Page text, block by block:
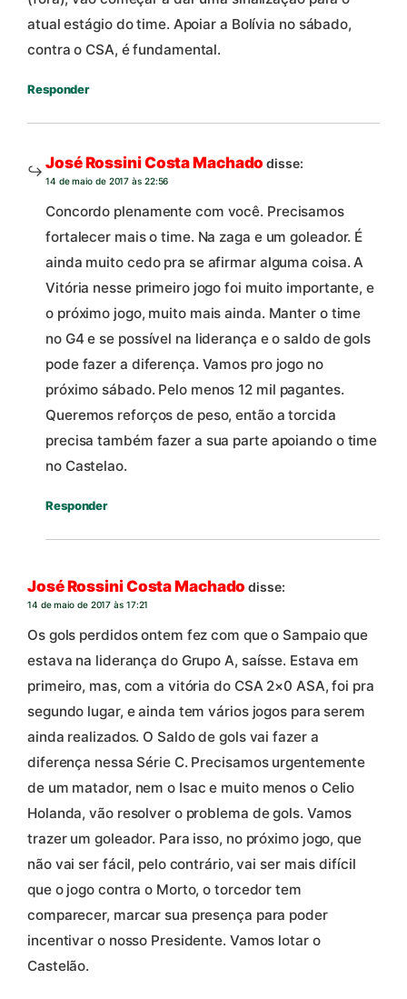
atual estágio do time. Apoiar a Bolívia no sábado,
contra o CSA, é fundamental.
Responder
José Rossini Costa Machado disse:
14 de maio de 2017 às 22:56
Concordo plenamente com você. Precisamos
fortalecer mais o time. Na zaga e um goleador. É
ainda muito cedo pra se afirmar alguma coisa. A
Vitória nesse primeiro jogo foi muito importante, e
o próximo jogo, muito mais ainda. Manter o time
no G4 e se possível na liderança e o saldo de gols
pode fazer a diferença. Vamos pro jogo no
próximo sábado. Pelo menos 12 mil pagantes.
Queremos reforços de peso, então a torcida
precisa também fazer a sua parte apoiando o time
no Castelao.
Responder
José Rossini Costa Machado disse:
14 de maio de 2017 às 17:21
Os gols perdidos ontem fez com que o Sampaio que
estava na liderança do Grupo A, saísse. Estava em
primeiro, mas, com a vitória do CSA 2×0 ASA, foi pra
segundo lugar, e ainda tem vários jogos para serem
ainda realizados. O Saldo de gols vai fazer a
diferença nessa Série C. Precisamos urgentemente
de um matador, nem o Isac e muito menos o Celio
Holanda, vão resolver o problema de gols. Vamos
trazer um goleador. Para isso, no próximo jogo, que
não vai ser fácil, pelo contrário, vai ser mais difícil
que o jogo contra o Morto, o torcedor tem
comparecer, marcar sua presença para poder
incentivar o nosso Presidente. Vamos lotar o
Castelão.